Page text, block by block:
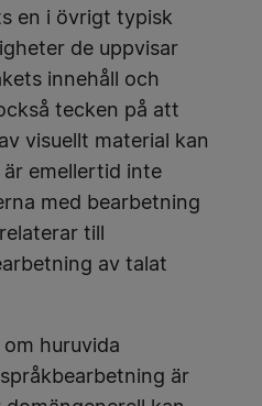
en i övrigt typisk
de uppvisar
innehåll och
tecken på att
visuellt material kan
emellertid inte
med bearbetning
till
av talat
huruvida
är